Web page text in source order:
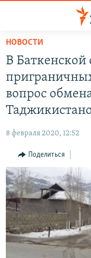
Вернуться
основному
содержанию
Вернутся
главной
Вернутся
поиску
ВОЙНА В УКРАИНЕ
НА ДРУГИХ ЯЗЫКАХ
КЫРГЫЗЧА
ЎЗБЕКЧА
ТОҶИКӢ
TÜRKMENÇE
ПОДПИШИТЕСЬ НА НАС В
Все сайты РСЕ/РС
НОВОСТИ
В Баткенской
вопрос
8 февраля 2020, 12:52
Поделиться